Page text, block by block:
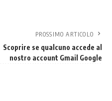
PROSSIMO ARTICOLO
Scoprire se qualcuno accede al
nostro account Gmail Google